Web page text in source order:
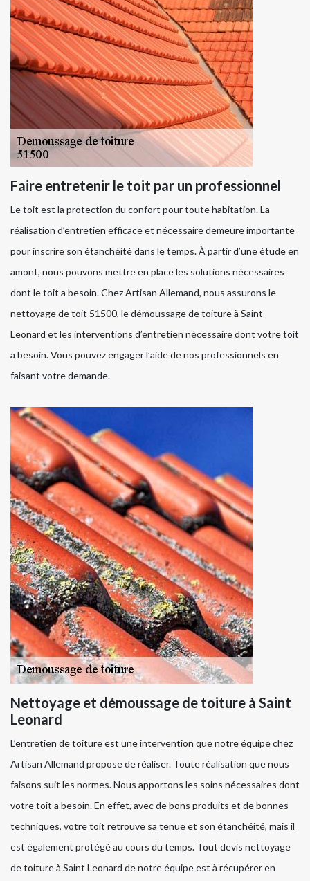
Faire entretenir le toit par un professionnel
Le toit est la protection du confort pour toute habitation. La
réalisation d’entretien efficace et nécessaire demeure importante
pour inscrire son étanchéité dans le temps. À partir d’une étude en
amont, nous pouvons mettre en place les solutions nécessaires
dont le toit a besoin. Chez Artisan Allemand, nous assurons le
nettoyage de toit 51500, le démoussage de toiture à Saint
Leonard et les interventions d’entretien nécessaire dont votre toit
a besoin. Vous pouvez engager l’aide de nos professionnels en
faisant votre demande.
Nettoyage et démoussage de toiture à Saint
Leonard
L’entretien de toiture est une intervention que notre équipe chez
Artisan Allemand propose de réaliser. Toute réalisation que nous
faisons suit les normes. Nous apportons les soins nécessaires dont
votre toit a besoin. En effet, avec de bons produits et de bonnes
techniques, votre toit retrouve sa tenue et son étanchéité, mais il
est également protégé au cours du temps. Tout devis nettoyage
de toiture à Saint Leonard de notre équipe est à récupérer en